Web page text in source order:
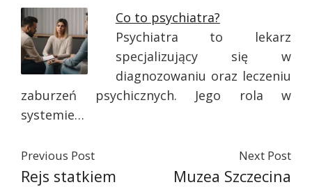
Co to psychiatra?
Psychiatra to lekarz
specjalizujący się w
diagnozowaniu oraz leczeniu
zaburzeń psychicznych. Jego rola w
systemie…
Previous Post
Rejs statkiem
Next Post
Muzea Szczecina